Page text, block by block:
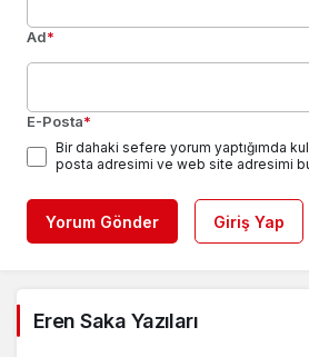
Ad*
E-Posta*
Bir dahaki sefere yorum yaptığımda
posta adresimi ve web site adresimi
Yorum Gönder Giriş Yap
Eren Saka Yazıları